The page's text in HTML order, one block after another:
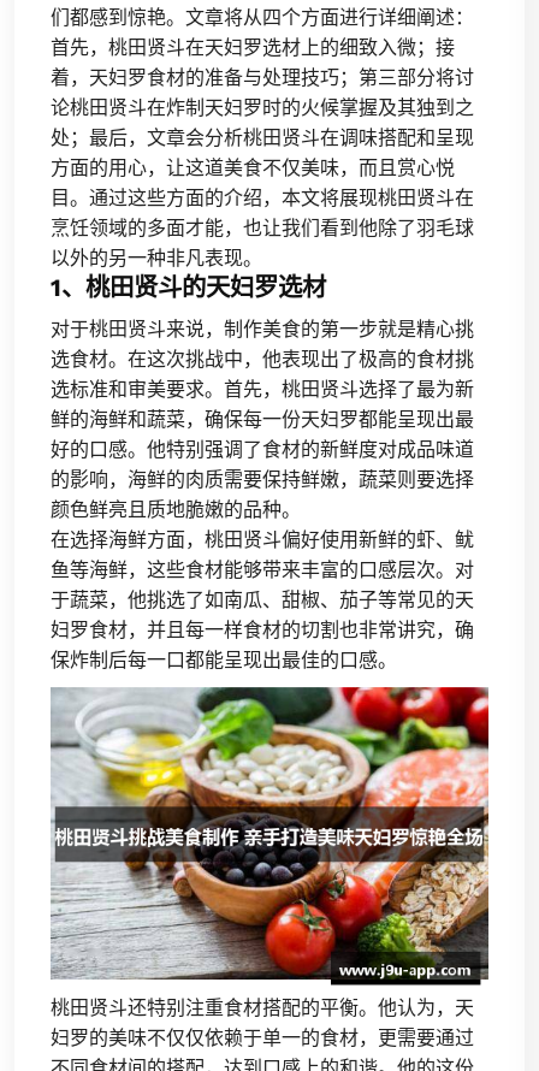
们都感到惊艳。文章将从四个方面进行详细阐述：
首先，桃田贤斗在天妇罗选材上的细致入微；接
着，天妇罗食材的准备与处理技巧；第三部分将讨
论桃田贤斗在炸制天妇罗时的火候掌握及其独到之
处；最后，文章会分析桃田贤斗在调味搭配和呈现
方面的用心，让这道美食不仅美味，而且赏心悦
目。通过这些方面的介绍，本文将展现桃田贤斗在
烹饪领域的多面才能，也让我们看到他除了羽毛球
以外的另一种非凡表现。
1、桃田贤斗的天妇罗选材
对于桃田贤斗来说，制作美食的第一步就是精心挑
选食材。在这次挑战中，他表现出了极高的食材挑
选标准和审美要求。首先，桃田贤斗选择了最为新
鲜的海鲜和蔬菜，确保每一份天妇罗都能呈现出最
好的口感。他特别强调了食材的新鲜度对成品味道
的影响，海鲜的肉质需要保持鲜嫩，蔬菜则要选择
颜色鲜亮且质地脆嫩的品种。
在选择海鲜方面，桃田贤斗偏好使用新鲜的虾、鱿
鱼等海鲜，这些食材能够带来丰富的口感层次。对
于蔬菜，他挑选了如南瓜、甜椒、茄子等常见的天
妇罗食材，并且每一样食材的切割也非常讲究，确
保炸制后每一口都能呈现出最佳的口感。
桃田贤斗还特别注重食材搭配的平衡。他认为，天
妇罗的美味不仅仅依赖于单一的食材，更需要通过